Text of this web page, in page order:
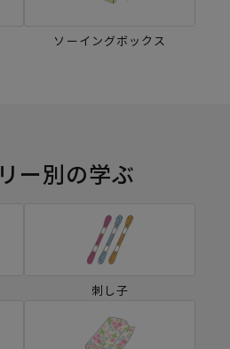
ソーイングボックス
ー別の学ぶ
刺し子